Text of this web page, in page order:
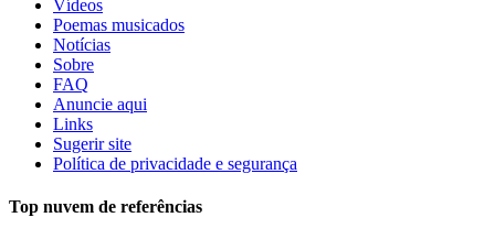
Vídeos
Poemas musicados
Notícias
Sobre
FAQ
Anuncie aqui
Links
Sugerir site
Política de privacidade e segurança
Top nuvem de referências